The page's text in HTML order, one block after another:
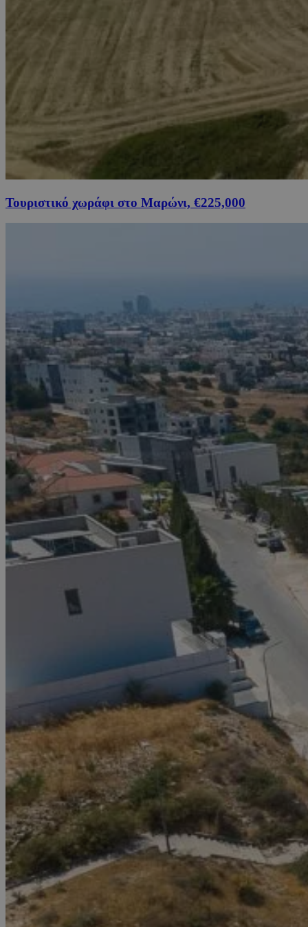
Τουριστικό χωράφι στο Μαρώνι, €225,000